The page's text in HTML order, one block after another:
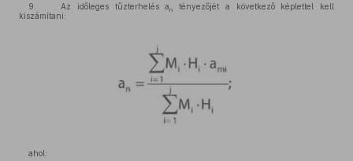
9. Az időleges tűzterhelés an
tényezőjét a következő képlettel kell
kiszámítani:
ahol: